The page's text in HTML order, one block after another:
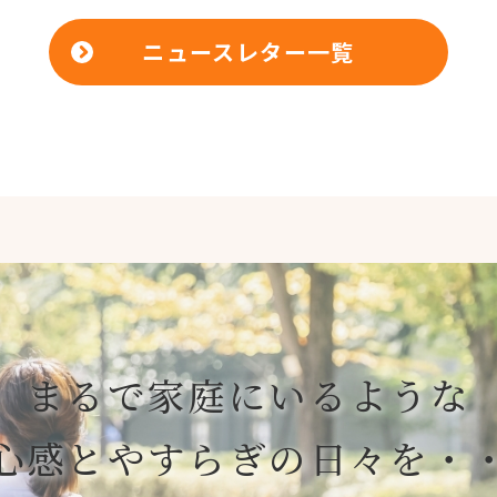
ニュースレター一覧
まるで家庭にいるような
感とやすらぎの日々を・